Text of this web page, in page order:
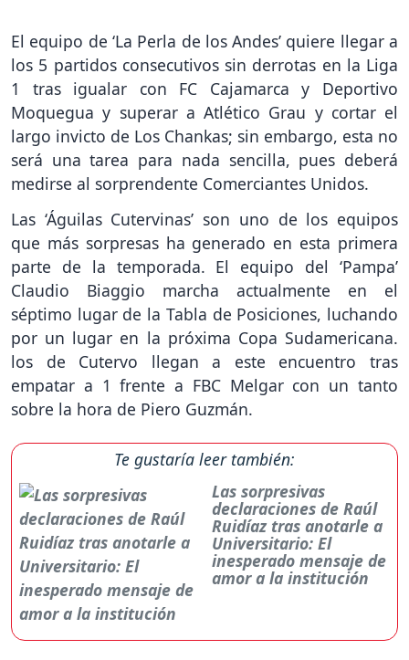
El equipo de ‘La Perla de los Andes’ quiere llegar a
los 5 partidos consecutivos sin derrotas en la Liga
1 tras igualar con FC Cajamarca y Deportivo
Moquegua y superar a Atlético Grau y cortar el
largo invicto de Los Chankas; sin embargo, esta no
será una tarea para nada sencilla, pues deberá
medirse al sorprendente Comerciantes Unidos.
Las ‘Águilas Cutervinas’ son uno de los equipos
que más sorpresas ha generado en esta primera
parte de la temporada. El equipo del ‘Pampa’
Claudio Biaggio marcha actualmente en el
séptimo lugar de la Tabla de Posiciones, luchando
por un lugar en la próxima Copa Sudamericana.
los de Cutervo llegan a este encuentro tras
empatar a 1 frente a FBC Melgar con un tanto
sobre la hora de Piero Guzmán.
Te gustaría leer también:
Las sorpresivas
declaraciones de Raúl
Ruidíaz tras anotarle a
Universitario: El
inesperado mensaje de
amor a la institución